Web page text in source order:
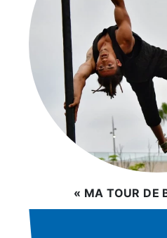
« MA TOUR DE